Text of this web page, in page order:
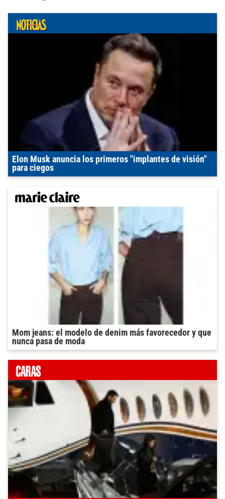
Elon Musk anuncia los primeros "implantes de visión"
para ciegos
Mom jeans: el modelo de denim más favorecedor y que
nunca pasa de moda